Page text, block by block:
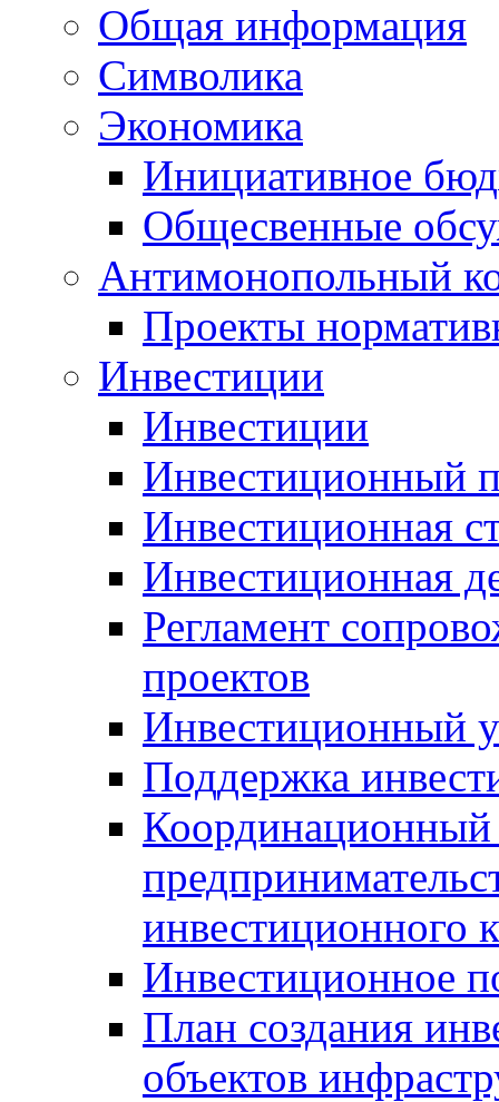
Общая информация
Символика
Экономика
Инициативное
Общесвенные
Антимонопольный
Проекты
Инвестиции
Инвестиции
Инвестиционный
Инвестиционная
Инвестиционная
Регламент
проектов
Инвестиционный
Поддержка
Координационный
инвестиционного
Инвестиционное
План создания
объектов